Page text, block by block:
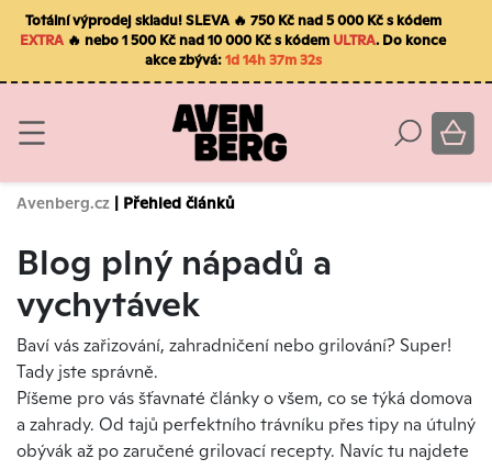
Totální výprodej skladu! SLEVA 🔥 750 Kč nad 5 000 Kč s kódem
EXTRA 🔥 nebo 1 500 Kč nad 10 000 Kč s kódem ULTRA. Do konce
akce zbývá:1d 14h 37m 32s
Avenberg.cz | Přehled článků
Blog plný nápadů a
vychytávek
Baví vás zařizování, zahradničení nebo grilování? Super!
Tady jste správně.
Píšeme pro vás šťavnaté články o všem, co se týká domova
a zahrady. Od tajů perfektního trávníku přes tipy na útulný
obývák až po zaručené grilovací recepty. Navíc tu najdete